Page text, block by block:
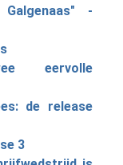
Galgenaas" -
eervolle
de release
3